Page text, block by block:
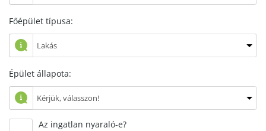
Főépület típusa:
Épület állapota:
Az ingatlan nyaraló-e?